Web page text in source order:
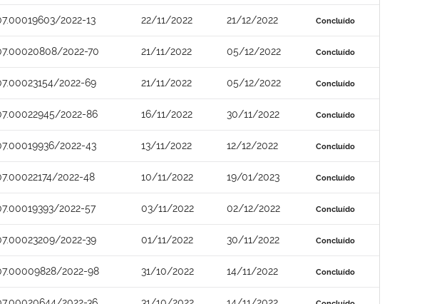
2022-13 22/11/2022 21/12/2022 Concluído
2022-70 21/11/2022 05/12/2022 Concluído
2022-69 21/11/2022 05/12/2022 Concluído
2022-86 16/11/2022 30/11/2022 Concluído
2022-43 13/11/2022 12/12/2022 Concluído
2022-48 10/11/2022 19/01/2023 Concluído
2022-57 03/11/2022 02/12/2022 Concluído
2022-39 01/11/2022 30/11/2022 Concluído
2022-98 31/10/2022 14/11/2022 Concluído